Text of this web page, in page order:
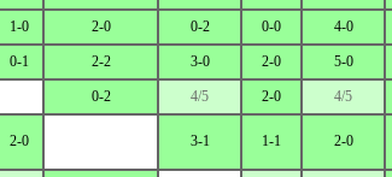
1-0 2-0 0-2 0-0 4-0
0-1 2-2 3-0 2-0 5-0
0-2 4/5 2-0 4/5
2-0 3-1 1-1 2-0